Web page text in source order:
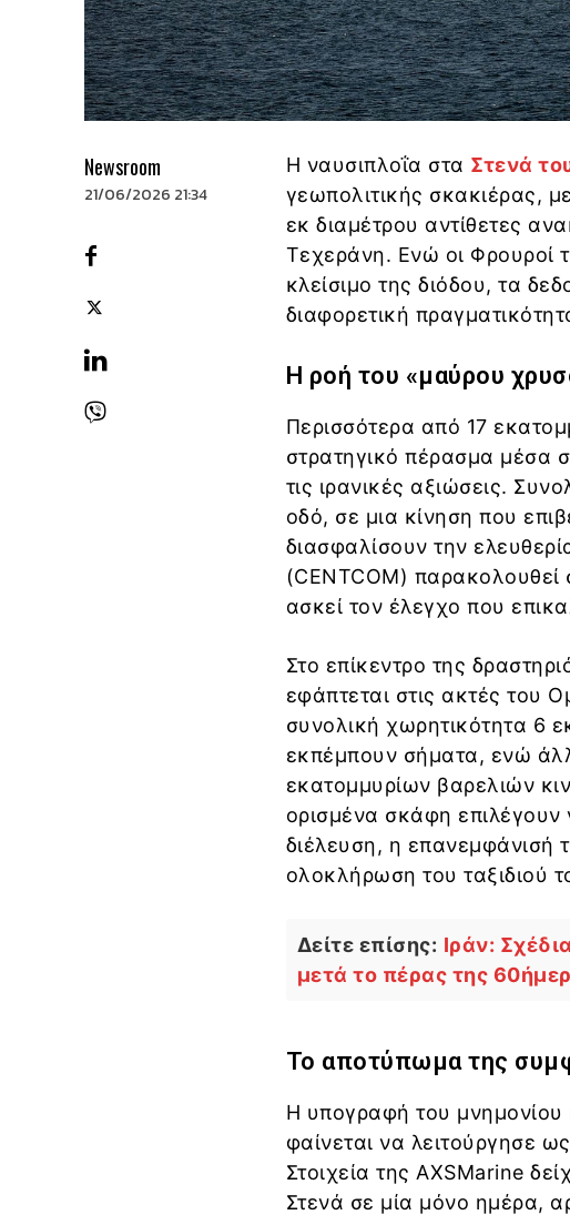
Newsroom
21/06/2026 21:34
Η ναυσιπλοΐα στα Στενά
γεωπολιτικής σκακιέρας,
εκ διαμέτρου αντίθετες
Τεχεράνη. Ενώ οι Φρουροί
κλείσιμο της διόδου, τα
διαφορετική
Η ροή του «μαύρου
Περισσότερα από 17
στρατηγικό πέρασμα μέσα
τις ιρανικές αξιώσεις.
οδό, σε μια κίνηση που
διασφαλίσουν την
(CENTCOM) παρακολουθεί
ασκεί τον έλεγχο που
Στο επίκεντρο της
εφάπτεται στις ακτές του
συνολική χωρητικότητα 6
εκπέμπουν σήματα, ενώ
εκατομμυρίων βαρελιών
ορισμένα σκάφη επιλέγουν
διέλευση, η επανεμφάνισή
ολοκλήρωση του ταξιδιού
Δείτε επίσης: Ιράν:
μετά το πέρας της
Το αποτύπωμα της
Η υπογραφή του μνημονίου
φαίνεται να λειτούργησε
Στοιχεία της AXSMarine
Στενά σε μία μόνο ημέρα,